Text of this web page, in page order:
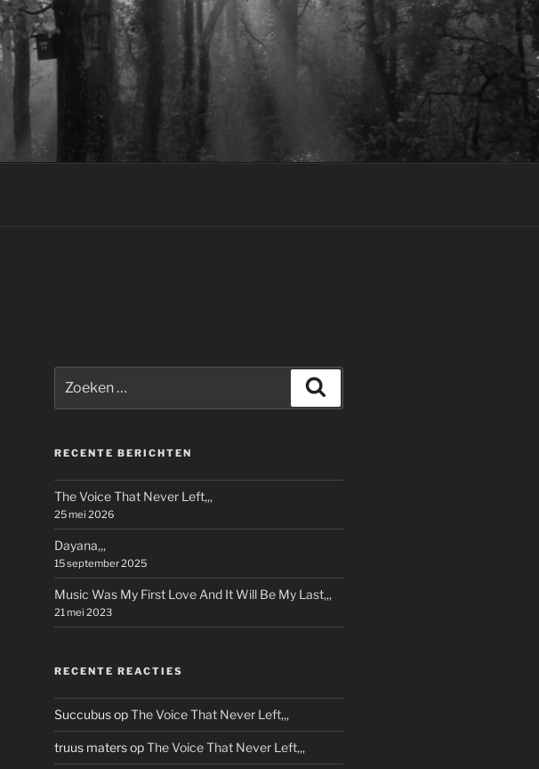
naar:
RECENTE BERICHTEN
The Voice That Never Left,,,
25 mei 2026
Dayana,,,
15 september 2025
Music Was My First Love And It Will Be My Last,,,
21 mei 2023
RECENTE REACTIES
SuccubusopThe Voice That Never Left,,,
truus matersopThe Voice That Never Left,,,